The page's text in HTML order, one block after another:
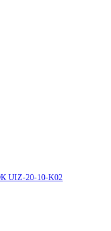
UIZ-20-10-K02